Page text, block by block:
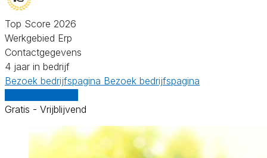
Top Score 2026
Werkgebied Erp
Contactgegevens
4 jaar in bedrijf
Bezoek bedrijfspagina Bezoek bedrijfspagina
Gratis - Vrijblijvend